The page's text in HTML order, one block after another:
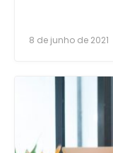
8 de junho de 2021